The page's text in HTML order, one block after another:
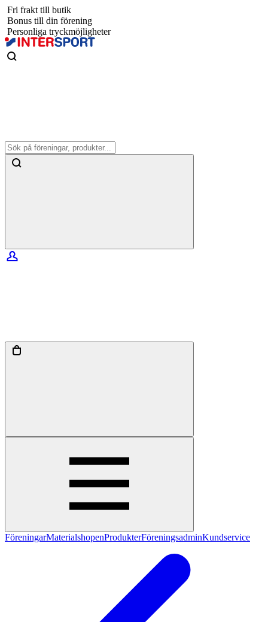
Fri frakt till butik
Bonus till din förening
Personliga tryckmöjligheter
FöreningarMaterialshopenProdukterFöreningsadminKundservice